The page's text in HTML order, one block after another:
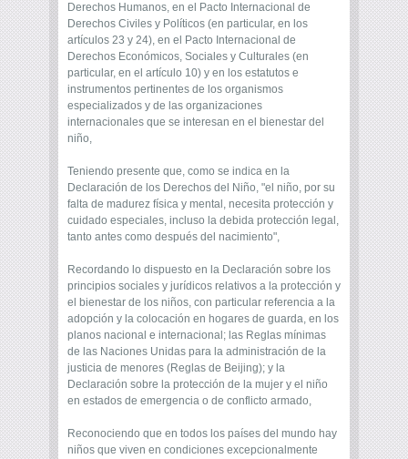
Derechos Humanos, en el Pacto Internacional de
Derechos Civiles y Políticos (en particular, en los
artículos 23 y 24), en el Pacto Internacional de
Derechos Económicos, Sociales y Culturales (en
particular, en el artículo 10) y en los estatutos e
instrumentos pertinentes de los organismos
especializados y de las organizaciones
internacionales que se interesan en el bienestar del
niño,
Teniendo presente que, como se indica en la
Declaración de los Derechos del Niño, "el niño, por su
falta de madurez física y mental, necesita protección y
cuidado especiales, incluso la debida protección legal,
tanto antes como después del nacimiento",
Recordando lo dispuesto en la Declaración sobre los
principios sociales y jurídicos relativos a la protección y
el bienestar de los niños, con particular referencia a la
adopción y la colocación en hogares de guarda, en los
planos nacional e internacional; las Reglas mínimas
de las Naciones Unidas para la administración de la
justicia de menores (Reglas de Beijing); y la
Declaración sobre la protección de la mujer y el niño
en estados de emergencia o de conflicto armado,
Reconociendo que en todos los países del mundo hay
niños que viven en condiciones excepcionalmente